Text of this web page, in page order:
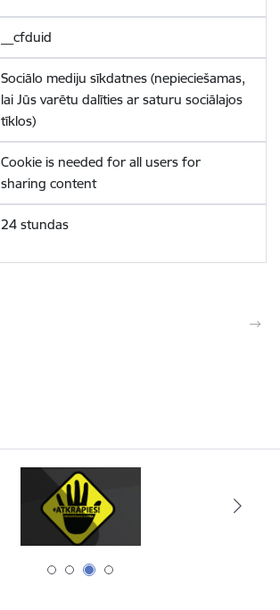
__cfduid
Sociālo mediju sīkdatnes (nepieciešamas,
lai Jūs varētu dalīties ar saturu sociālajos
tīklos)
Cookie is needed for all users for
sharing content
24 stundas